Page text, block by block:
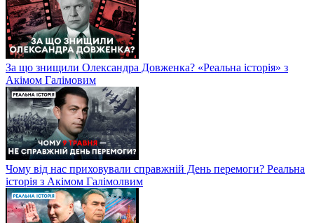
За що знищили Олександра Довженка? «Реальна історія» з
Акімом Галімовим
Чому від нас приховували справжній День перемоги? Реальна
історія з Акімом Галімолвим